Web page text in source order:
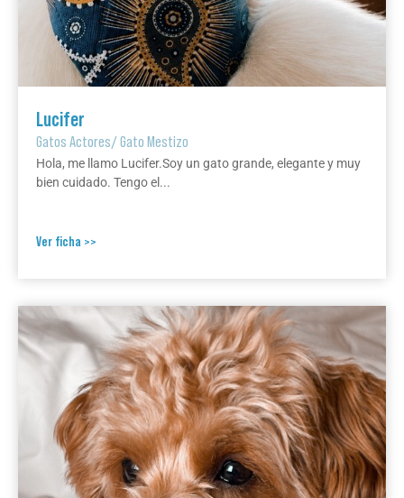
Lucifer
Gatos Actores/Gato Mestizo
Hola, me llamo Lucifer.Soy un gato grande, elegante y muy
bien cuidado. Tengo el...
Ver ficha >>